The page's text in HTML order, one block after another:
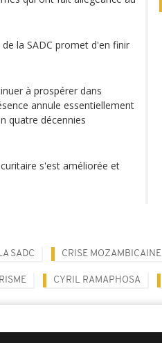
la SADC promet d'en finir
à prospérer dans
annule essentiellement
quatre décennies
s'est améliorée et
SADC CRISE MOZAMBICAINE
CYRIL RAMAPHOSA